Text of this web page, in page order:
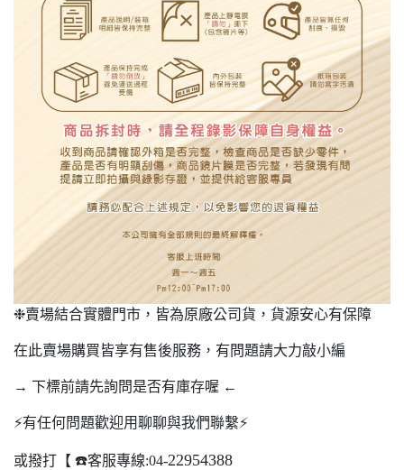
❉賣場結合實體門市，皆為原廠公司貨，貨源安心有保障
在此賣場購買皆享有售後服務，有問題請大力敲小編
→ 下標前請先詢問是否有庫存喔 ←
⚡️有任何問題歡迎用聊聊與我們聯繫⚡️
或撥打【 ☎️客服專線:04-22954388